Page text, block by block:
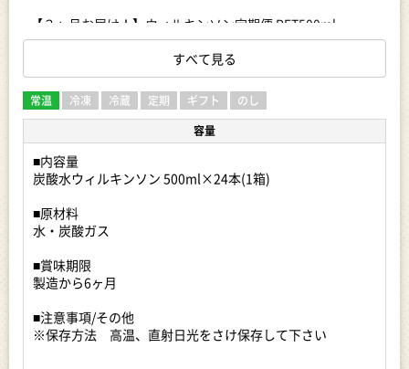
●【３ヶ月お届け！】ウィルキンソン定期便 PET500ml
1箱(24本入) 寄附金額 ：27,000円
2箱(48本入) 寄附金額 ：52,000円
【お盆中も通常配送します】
100年を超える伝統と信頼。磨き抜かれた水と炭酸ガスから生
まれる「刺激、強め」の本格炭酸です。
そのまま飲んでも割材としてもおいしくお飲み頂けます。
炭酸水売上No.1※ブランド「ウィルキンソン」
※インテージSRI+調べ 炭酸水市場（フレーバー含む）
2023年12月～2024年11月 ブランド別累計販売金額
ウィルキンソンタンサンは、刺激的な炭酸の強さが特長の無糖
炭酸水です。
そのまま飲んでも爽快な飲み心地を楽しめるほか、ハイボー
ル、レモンサワー、焼酎割り、ジンソーダなどの割材としても
すべて見る
常温 冷凍 冷蔵 定期 ギフト
のし
容量
■内容量
炭酸水ウィルキンソン 500ml×24本(1箱)
■原材料
水・炭酸ガス
■賞味期限
製造から6ヶ月
■注意事項/その他
※保存方法 高温、直射日光をさけ保存して下さい